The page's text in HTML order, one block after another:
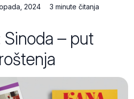
2024 3 minute čitanja
Sinoda – put